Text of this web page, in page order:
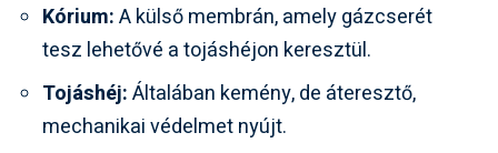
Kórium:A külső membrán, amely gázcserét
tesz lehetővé a tojáshéjon keresztül.
Tojáshéj:Általában kemény, de áteresztő,
mechanikai védelmet nyújt.